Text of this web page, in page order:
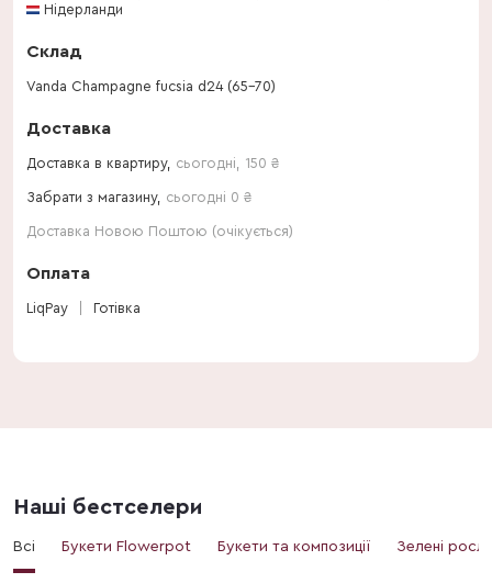
Нідерланди
Склад
Vanda Champagne fucsia d24 (65-70)
Доставка
Доставка в квартиру, сьогодні 150 ₴
Забрати з магазину, сьогодні 0 ₴
Доставка Новою Поштою (очікується)
Оплата
LiqPay Готівка
Наші бестселери
Всі Букети Flowerpot Букети та композиції Зелені